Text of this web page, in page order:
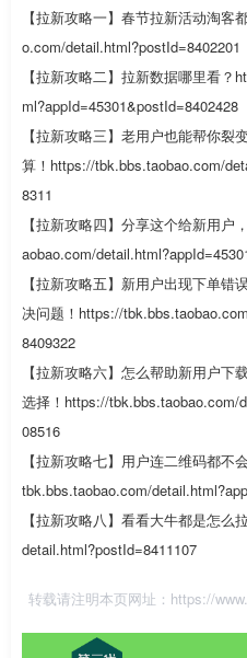
【拉新攻略一】春节拉新活动淘
o.com/detail.html?postId=8402201
【拉新攻略二】拉新数据哪里看
ml?appId=45301&postId=8402428
【拉新攻略三】老用户也能帮你
算！https://tbk.bbs.taobao.com/
8311
【拉新攻略四】分享这个给新用
aobao.com/
【拉新攻略五】新用户出现下单
决问题！https://
8409322
【拉新攻略六】怎么帮助新用户
选择！https://tbk.bbs.taobao.com/
08516
【拉新攻略七】用户连二维码都
tbk.bbs.taobao.com/
【拉新攻略八】看看大牛都是怎
detail.html?postId=8411107
转载请注明本页网址： https://